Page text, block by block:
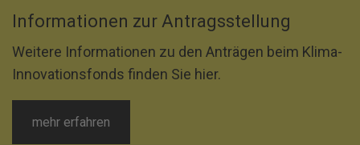
Informationen zur Antragsstellung
Weitere Informationen zu den Anträgen beim Klima-
Innovationsfonds finden Sie hier.
mehr erfahren